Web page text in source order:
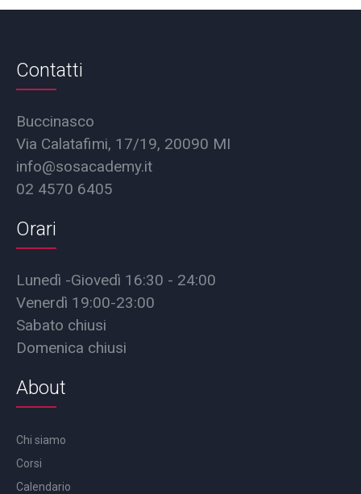
Contatti
Buccinasco
Via Calatafimi, 17/19, 20090 MI
info@sosacademy.it
02 4570 6405
Orari
Lunedì -Giovedì 16:30 - 24:00
Venerdì 19:00-23:00
Sabato chiusi
Domenica chiusi
About
Chi siamo
Corsi
Calendario